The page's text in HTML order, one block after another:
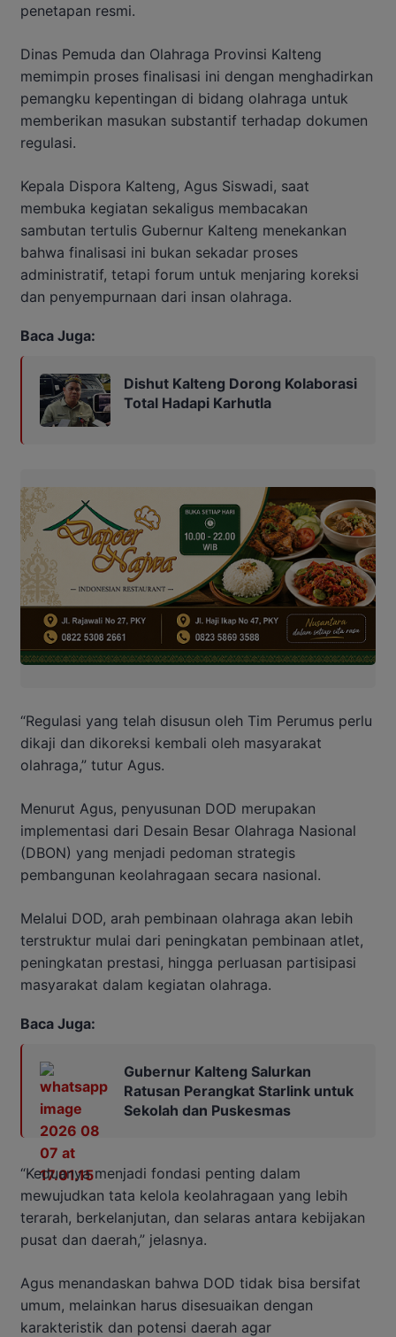
penetapan resmi.
Dinas Pemuda dan Olahraga Provinsi Kalteng
memimpin proses finalisasi ini dengan menghadirkan
pemangku kepentingan di bidang olahraga untuk
memberikan masukan substantif terhadap dokumen
regulasi.
Kepala Dispora Kalteng, Agus Siswadi, saat
membuka kegiatan sekaligus membacakan
sambutan tertulis Gubernur Kalteng menekankan
bahwa finalisasi ini bukan sekadar proses
administratif, tetapi forum untuk menjaring koreksi
dan penyempurnaan dari insan olahraga.
Baca Juga:
Dishut Kalteng Dorong Kolaborasi
Total Hadapi Karhutla
“Regulasi yang telah disusun oleh Tim Perumus perlu
dikaji dan dikoreksi kembali oleh masyarakat
olahraga,” tutur Agus.
Menurut Agus, penyusunan DOD merupakan
implementasi dari Desain Besar Olahraga Nasional
(DBON) yang menjadi pedoman strategis
pembangunan keolahragaan secara nasional.
Melalui DOD, arah pembinaan olahraga akan lebih
terstruktur mulai dari peningkatan pembinaan atlet,
peningkatan prestasi, hingga perluasan partisipasi
masyarakat dalam kegiatan olahraga.
Baca Juga:
Gubernur Kalteng Salurkan
Ratusan Perangkat Starlink untuk
Sekolah dan Puskesmas
“Keduanya menjadi fondasi penting dalam
mewujudkan tata kelola keolahragaan yang lebih
terarah, berkelanjutan, dan selaras antara kebijakan
pusat dan daerah,” jelasnya.
Agus menandaskan bahwa DOD tidak bisa bersifat
umum, melainkan harus disesuaikan dengan
karakteristik dan potensi daerah agar